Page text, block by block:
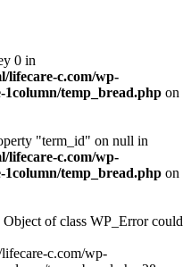
0 in
lifecare-c.com/wp-
1column/temp_bread.php on
"term_id" on null in
lifecare-c.com/wp-
1column/temp_bread.php on
of class WP_Error could
c.com/wp-